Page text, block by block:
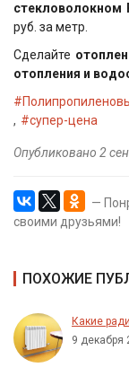
стекловолокном
руб. за метр.
Сделайте
отопления и
#супер-цена
Опубликовано 2
—
своими друзьями!
ПОХОЖИЕ
Какие
9 декабря